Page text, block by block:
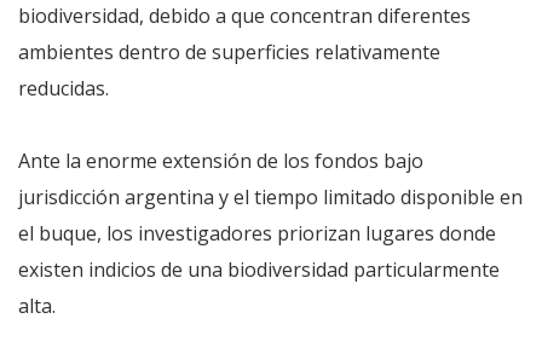
biodiversidad, debido a que concentran diferentes
ambientes dentro de superficies relativamente
reducidas.
Ante la enorme extensión de los fondos bajo
jurisdicción argentina y el tiempo limitado disponible en
el buque, los investigadores priorizan lugares donde
existen indicios de una biodiversidad particularmente
alta.